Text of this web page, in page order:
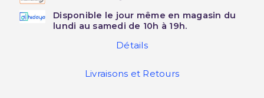
Disponible le jour même en magasin du
lundi au samedi de 10h à 19h.
Détails
Livraisons et Retours